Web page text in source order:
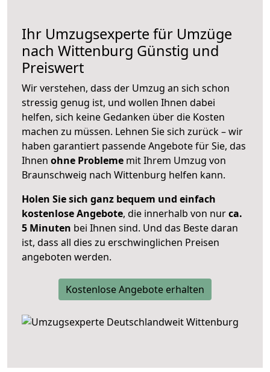
Ihr Umzugsexperte für Umzüge
nach Wittenburg Günstig und
Preiswert
Wir verstehen, dass der Umzug an sich schon
stressig genug ist, und wollen Ihnen dabei
helfen, sich keine Gedanken über die Kosten
machen zu müssen. Lehnen Sie sich zurück – wir
haben garantiert passende Angebote für Sie, das
Ihnen ohne Probleme mit Ihrem Umzug von
Braunschweig nach Wittenburg helfen kann.
Holen Sie sich ganz bequem und einfach
kostenlose Angebote, die innerhalb von nurca.
5 Minuten bei Ihnen sind. Und das Beste daran
ist, dass all dies zu erschwinglichen Preisen
angeboten werden.
Kostenlose Angebote erhalten